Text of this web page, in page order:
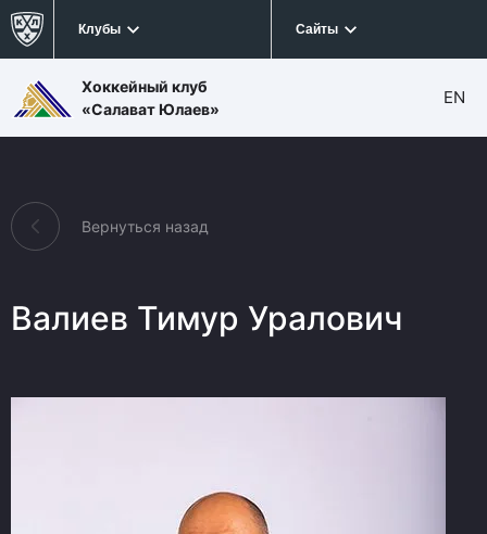
Клубы Сайты
Хоккейный клуб
«Салават Юлаев»
EN
Вернуться назад
Валиев Тимур Уралович